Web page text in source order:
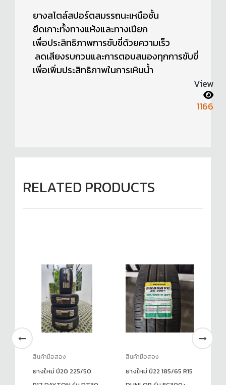
ยางสไตล์สปอร์ตสมรรถนะเหนือชั้น
ยึดเกาะทั้งทางแห้งและทางเปียก
เพื่อประสิทธิภาพการขับขี่ด้วยความเร็ว
ลดเสียงรบกวนและการตอบสนองทุกการขับขี่
เพื่อเพิ่มประสิทธิภาพในการเหินน้ำ
View
1166
RELATED PRODUCTS
สินค้ามือสอง
ยางใหม่ ปี20 225/50
สินค้ามือสอง
ยางใหม่ ปี22 185/65 R15